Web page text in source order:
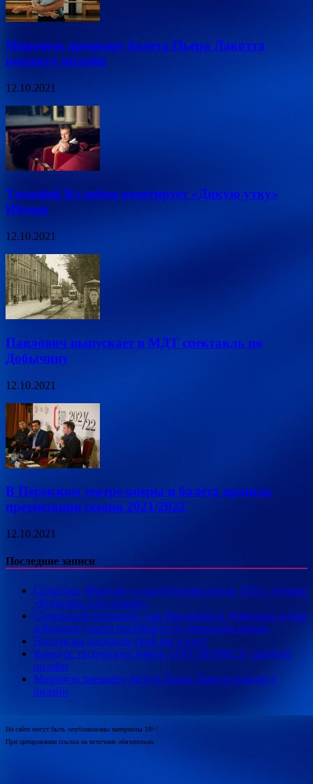
Мировую премьеру балета Пьера Лакотта
покажут онлайн
12.10.2021
Тимофей Кулябин репетирует «Дикую утку»
Ибсена
12.10.2021
Павлович выпускает в МДТ спектакль по
Добычину
12.10.2021
В Пермском театре оперы и балета прошла
презентация сезона 2021/2022
12.10.2021
Последние записи
Солистка «Винтаж» о выступлении после ДТП с мужем:
«Концерта я не помню»
Садальский вспомнил, как Высоцкий и Демидова чудом
избежали участи погибшего от декорации актера
Волочкова раскрыла свой вес и рост
Конкурс творческих заявок «АРТ-МАРКЕТ» пройдёт
онлайн
Мировую премьеру балета Пьера Лакотта покажут
онлайн
На сайте могут быть опубликованы материалы 18+!
При цитировании ссылка на источник обязательна.